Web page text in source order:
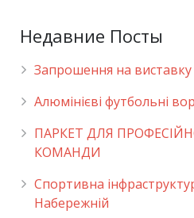
Недавние Посты
Запрошення на
Алюмінієві футбольні
ПАРКЕТ ДЛЯ
КОМАНДИ
Спортивна
Набережній